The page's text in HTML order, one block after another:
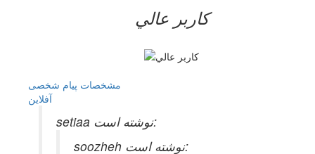
کاربر عالي
مشخصات پیام شخصی
آفلاين
setiaa نوشته است:
soozheh نوشته است: